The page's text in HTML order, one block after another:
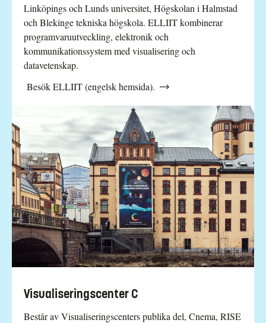
Linköpings och Lunds universitet, Högskolan i Halmstad
och Blekinge tekniska högskola. ELLIIT kombinerar
programvaruutveckling, elektronik och
kommunikationssystem med visualisering och
datavetenskap.
Besök ELLIIT (engelsk hemsida).
Visualiseringscenter C
Består av Visualiseringscenters publika del, Cnema, RISE